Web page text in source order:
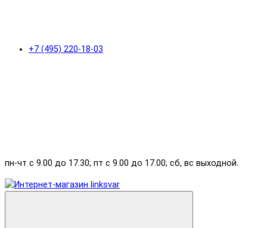
+7 (495) 220-18-03
пн-чт с 9.00 до 17.30; пт с 9.00 до 17.00; сб, вс выходной.